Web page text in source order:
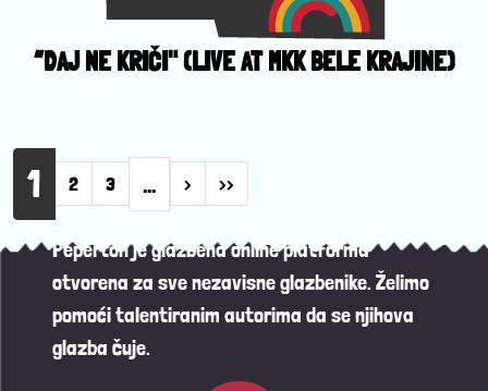
“DAJ NE KRIČI" (LIVE AT MKK BELE KRAJINE)
Pagination
1 2 3 … › Next page
››
Peperton je glazbena online platforma
otvorena za sve nezavisne glazbenike. Želimo
pomoći talentiranim autorima da se njihova
glazba čuje.